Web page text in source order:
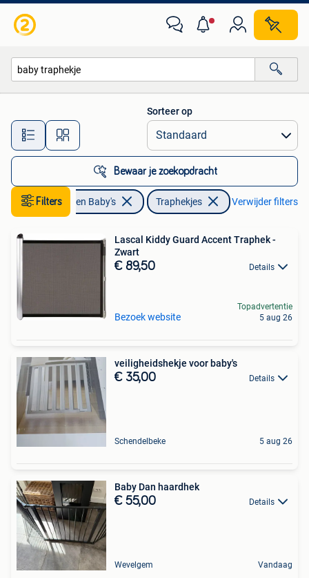
Alle afstanden…
Sorteer op
Bewaar je zoekopdracht
Filters
Kinderen en Baby's Traphekjes Verwijder filters
Lascal Kiddy Guard Accent Traphek -
Zwart
€ 89,50 Details
Bezoek website
Topadvertentie
5 aug 26
veiligheidshekje voor baby's
€ 35,00 Details
Schendelbeke 5 aug 26
Baby Dan haardhek
€ 55,00 Details
Wevelgem Vandaag